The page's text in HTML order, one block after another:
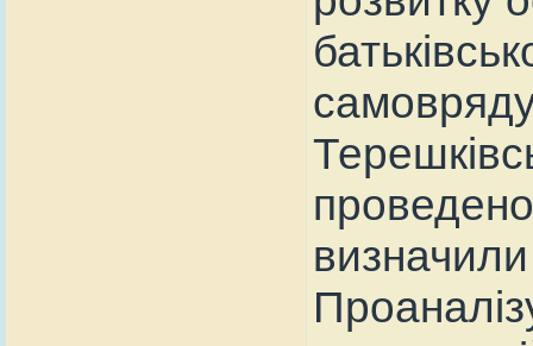
проведено
визначили